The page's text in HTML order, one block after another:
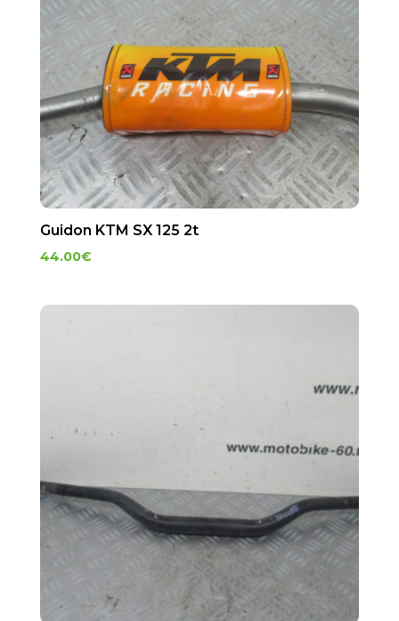
Guidon KTM SX 125 2t
44.00€